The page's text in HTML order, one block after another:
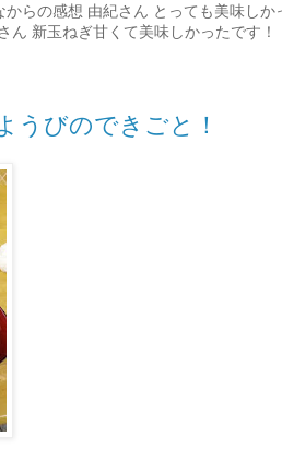
らの感想 由紀さん とっても美味しか
ん 新玉ねぎ甘くて美味しかったです！
うびのできごと！